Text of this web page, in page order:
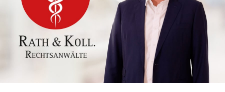
Schließen X